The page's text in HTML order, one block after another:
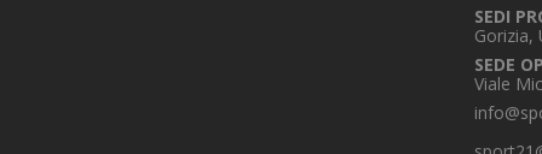
SEDI
Gorizia,
SEDE
Viale